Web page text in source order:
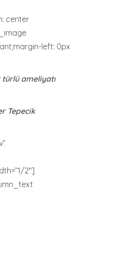
center
left: 0px
ameliyatı
Tepecik
2″]